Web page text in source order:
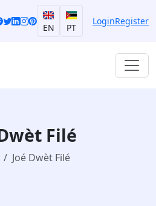
EN PT
LoginRegister
Filé
Joé Dwèt Filé